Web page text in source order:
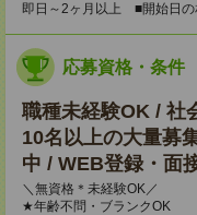
即日～2ヶ月以上 ■開始日の
応募資格・条件
職種未経験OK / 社
10名以上の大量募
中 / WEB登録・面
＼無資格＊未経験OK／
★年齢不問・ブランクOK